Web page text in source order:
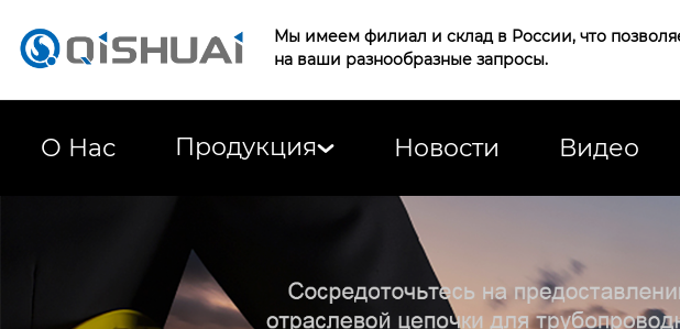
Мы имеем филиал и склад в России, что
на ваши разнообразные запросы.
О Нас Продукция Новости Видео